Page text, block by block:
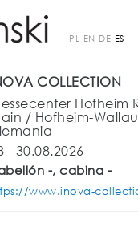
PL EN DE ES
COLLECTION
Hofheim
/ Hofheim-
- 30.08.2026
-, cabina -
www.inova-